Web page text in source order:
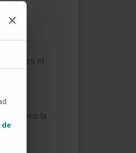
de
es el
o la